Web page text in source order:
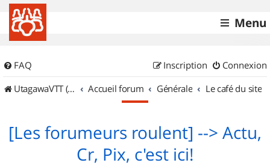
Menu
FAQ Connexion
Inscription
UtagawaVTT (Randos VTT et VTTAE avec traces GPS)
Accueil forum Générale Le café du site
[Les forumeurs roulent] --> Actu,
Cr, Pix, c'est ici!